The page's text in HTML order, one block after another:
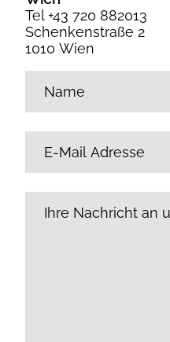
Tel +43 720 882013
Schenkenstraße 2
1010 Wien